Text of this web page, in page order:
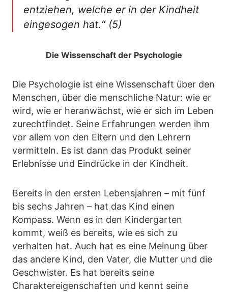
entziehen, welche er in der Kindheit
eingesogen hat.“ (5)
Die Wissenschaft der Psychologie
Die Psychologie ist eine Wissenschaft über den
Menschen, über die menschliche Natur: wie er
wird, wie er heranwächst, wie er sich im Leben
zurechtfindet. Seine Erfahrungen werden ihm
vor allem von den Eltern und den Lehrern
vermitteln. Es ist dann das Produkt seiner
Erlebnisse und Eindrücke in der Kindheit.
Bereits in den ersten Lebensjahren – mit fünf
bis sechs Jahren – hat das Kind einen
Kompass. Wenn es in den Kindergarten
kommt, weiß es bereits, wie es sich zu
verhalten hat. Auch hat es eine Meinung über
das andere Kind, den Vater, die Mutter und die
Geschwister. Es hat bereits seine
Charaktereigenschaften und kennt seine